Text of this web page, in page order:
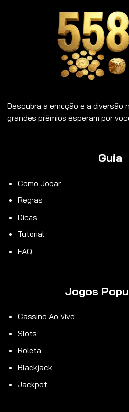
Descubra a emoção e a diversão
grandes prêmios esperam por
Guia
Como Jogar
Regras
Dicas
Tutorial
FAQ
Jogos
Cassino Ao Vivo
Slots
Roleta
Blackjack
Jackpot